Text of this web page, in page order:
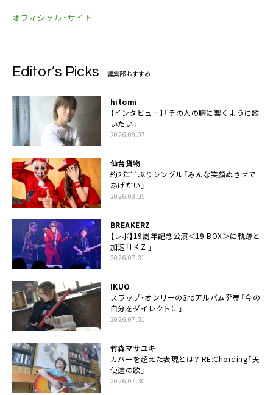
オフィシャル・サイト
Editor’s Picks 編集部おすすめ
hitomi
【インタビュー】「その人の胸に響くように歌
いたい」
2026.08.07
仙台貨物
約2年半ぶりシングル「みんな笑顔ぬさせで
あげだい」
2026.08.05
BREAKERZ
【レポ】19周年記念公演＜19 BOX＞に軌跡と
加速「I.K.Z.」
2026.07.31
IKUO
スラップ・オンリーの3rdアルバム発売「今の
自分をダイレクトに」
2026.07.31
竹森マサユキ
カバーを超えた表現とは？ RE:Chording「天
使達の歌」
2026.07.30